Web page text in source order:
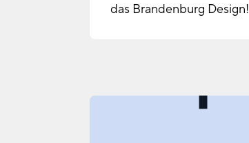
das Brandenburg Design!